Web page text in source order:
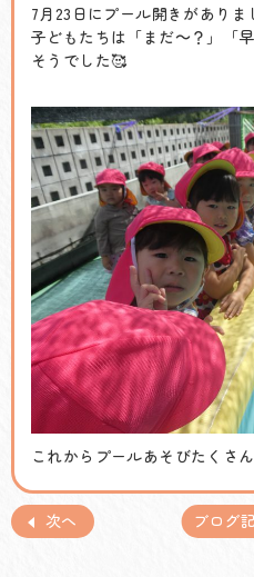
7月23日にプール開きがありま
子どもたちは「まだ～？」「
そうでした🥰
これからプールあそびたくさ
次へ ブログ